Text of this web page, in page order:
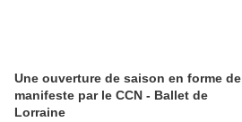
Une ouverture de saison en forme de
manifeste par le CCN - Ballet de
Lorraine